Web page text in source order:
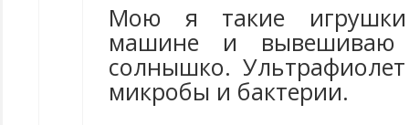
Мою я такие
машине и
солнышко.
микробы и бактерии.